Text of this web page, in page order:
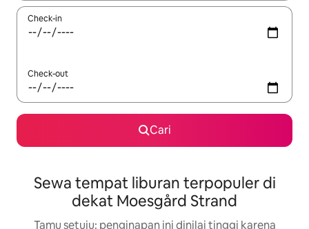
Check-in
Check-out
Cari
Sewa tempat liburan terpopuler di
dekat Moesgård Strand
Tamu setuju: penginapan ini dinilai tinggi karena